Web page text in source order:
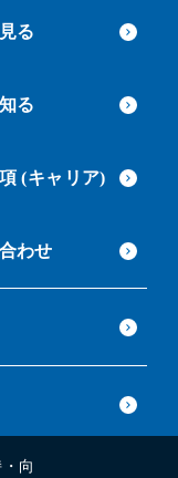
る
る
(キャリア)
わせ
向